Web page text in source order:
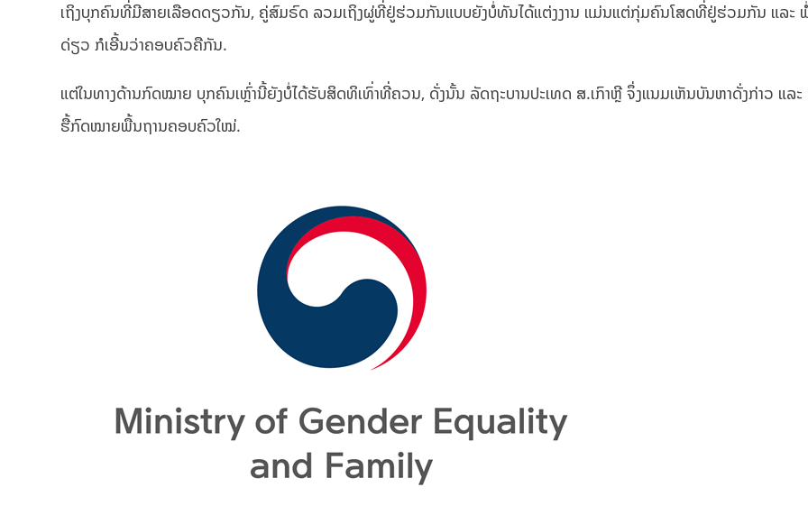
ເຖິງບຸກຄົນທີ່ມີສາຍເລືອດດຽວກັນ, ຄູ່ສົມຣົດ ລວມເຖິງຜູ່ທີ່ຢູ່ຮ່ວມກັນແບບຍັງບໍ່ທັນໄດ້ແຕ່ງງານ ແມ່ນແຕ່ກຸ່ມຄົນໂສດທີ່ຢູ່ຮ່ວມກັນ ແລະ
ດ່ຽວ ກໍເອີ້ນວ່າຄອບຄົວຄືກັນ.
ແຕ່ໃນທາງດ້ານກົດໝາຍ ບຸກຄົນເຫຼົ່ານີ້ຍັງບໍ່ໄດ້ຮັບສິດທິເທົ່າທີ່ຄວນ, ດັ່ງນັ້ນ ລັດຖະບານປະເທດ ສ.ເກົາຫຼີ ຈຶ່ງແນມເຫັນບັນຫາດັ່ງກ່າວ ແລະ
ຮື້ກົດໝາຍພື້ນຖານຄອບຄົວໃໝ່.